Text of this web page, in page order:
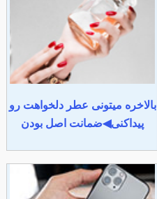
بالاخره میتونی عطر دلخواهت رو
پیداکنی◀ضمانت اصل بودن